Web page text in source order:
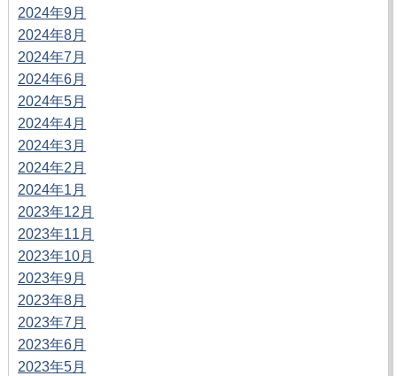
2024年9月
2024年8月
2024年7月
2024年6月
2024年5月
2024年4月
2024年3月
2024年2月
2024年1月
2023年12月
2023年11月
2023年10月
2023年9月
2023年8月
2023年7月
2023年6月
2023年5月